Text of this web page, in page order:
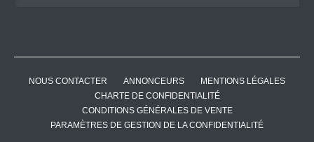
NOUS CONTACTER ANNONCEURS
MENTIONS LÉGALES
CHARTE DE CONFIDENTIALITÉ
CONDITIONS GÉNÉRALES DE VENTE
PARAMÈTRES DE GESTION DE LA CONFIDENTIALITÉ